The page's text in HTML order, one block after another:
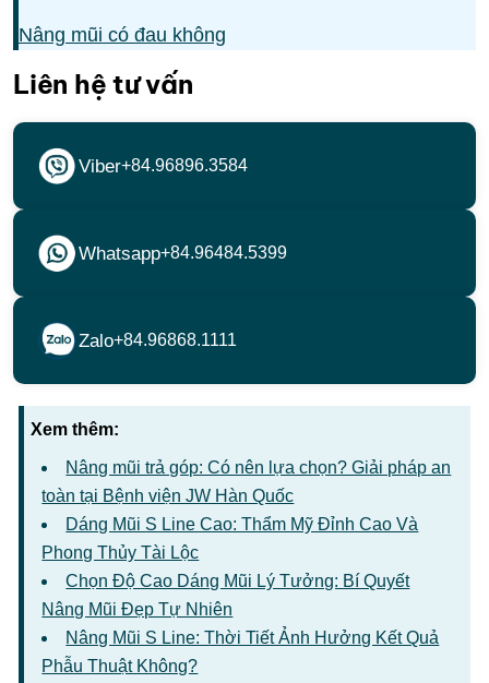
Nâng mũi có đau không
Liên hệ tư vấn
Viber+84.96896.3584
Whatsapp+84.96484.5399
Zalo+84.96868.1111
Xem thêm:
Nâng mũi trả góp: Có nên lựa chọn? Giải pháp an
toàn tại Bệnh viện JW Hàn Quốc
Dáng Mũi S Line Cao: Thẩm Mỹ Đỉnh Cao Và
Phong Thủy Tài Lộc
Chọn Độ Cao Dáng Mũi Lý Tưởng: Bí Quyết
Nâng Mũi Đẹp Tự Nhiên
Nâng Mũi S Line: Thời Tiết Ảnh Hưởng Kết Quả
Phẫu Thuật Không?